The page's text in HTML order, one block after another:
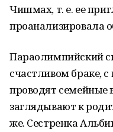
Чишмах, т. е. ее
проанализировала
Параолимпийский
счастливом браке,
проводят семейные
заглядывают к
же. Сестренка